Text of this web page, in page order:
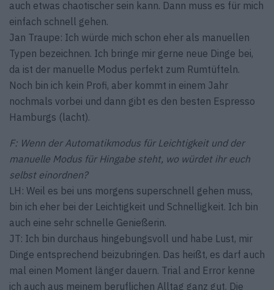
auch etwas chaotischer sein kann. Dann muss es für mich
einfach schnell gehen.
Jan Traupe: Ich würde mich schon eher als manuellen
Typen bezeichnen. Ich bringe mir gerne neue Dinge bei,
da ist der manuelle Modus perfekt zum Rumtüfteln.
Noch bin ich kein Profi, aber kommt in einem Jahr
nochmals vorbei und dann gibt es den besten Espresso
Hamburgs (lacht).
F: Wenn der Automatikmodus für Leichtigkeit und der
manuelle Modus für Hingabe steht, wo würdet ihr euch
selbst einordnen?
LH: Weil es bei uns morgens superschnell gehen muss,
bin ich eher bei der Leichtigkeit und Schnelligkeit. Ich bin
auch eine sehr schnelle Genießerin.
JT: Ich bin durchaus hingebungsvoll und habe Lust, mir
Dinge entsprechend beizubringen. Das heißt, es darf auch
mal einen Moment länger dauern. Trial and Error kenne
ich auch aus meinem beruflichen Alltag ganz gut. Die